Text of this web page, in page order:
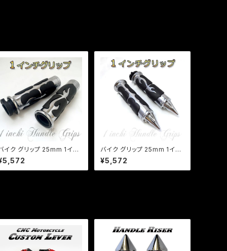
イク グリップ 25mm 1イン
アメリカン グリップ カスタ
アルミ製 ハンドル/炎柄/ド
ッグスター/バルカン/イント
バイク グリップ 25mm 1イン
チアメリカン グリップ カスタ
ム アルミ製 炎柄 ゴムラバー
ドラッグスター バルカン イン
¥5,572